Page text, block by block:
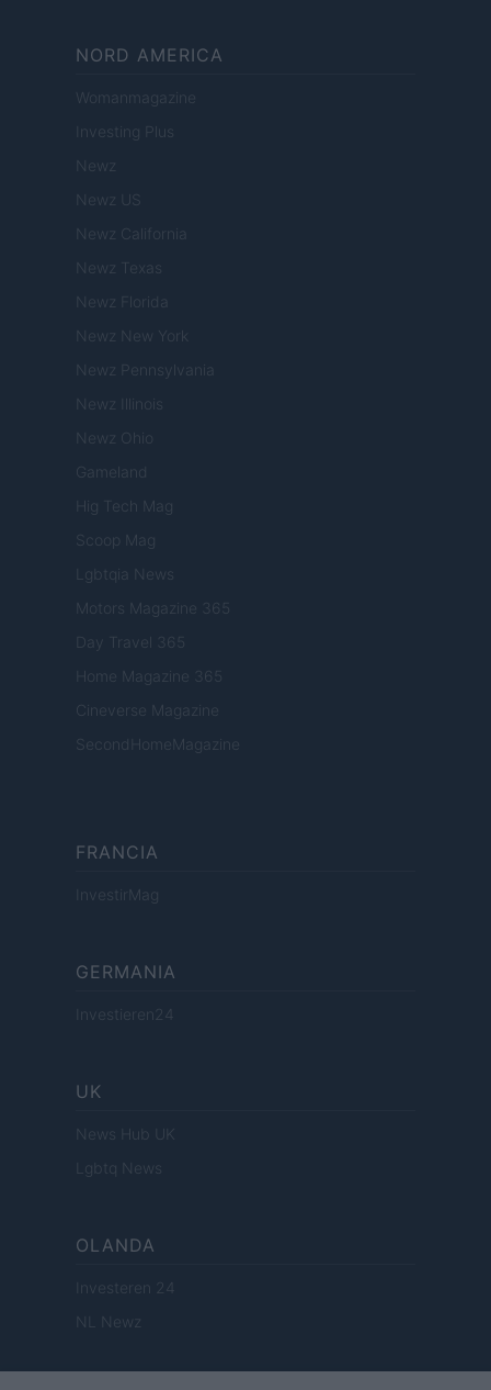
NORD AMERICA
Womanmagazine
Investing Plus
Newz
Newz US
Newz California
Newz Texas
Newz Florida
Newz New York
Newz Pennsylvania
Newz Illinois
Newz Ohio
Gameland
Hig Tech Mag
Scoop Mag
Lgbtqia News
Motors Magazine 365
Day Travel 365
Home Magazine 365
Cineverse Magazine
SecondHomeMagazine
FRANCIA
InvestirMag
GERMANIA
Investieren24
UK
News Hub UK
Lgbtq News
OLANDA
Investeren 24
NL Newz